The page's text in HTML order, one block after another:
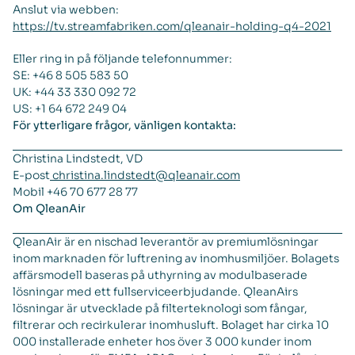
Anslut via webben:
https://tv.streamfabriken.com/qleanair-holding-q4-2021
Eller ring in på följande telefonnummer:
SE: +46 8 505 583 50
UK: +44 33 330 092 72
US: +1 64 672 249 04
För ytterligare frågor, vänligen kontakta:
Christina Lindstedt, VD
E-postchristina.lindstedt@qleanair.com
Mobil +46 70 677 28 77
Om QleanAir
QleanAir är en nischad leverantör av premiumlösningar
inom marknaden för luftrening av inomhusmiljöer. Bolagets
affärsmodell baseras på uthyrning av modulbaserade
lösningar med ett fullserviceerbjudande. QleanAirs
lösningar är utvecklade på filterteknologi som fångar,
filtrerar och recirkulerar inomhusluft. Bolaget har cirka 10
000 installerade enheter hos över 3 000 kunder inom